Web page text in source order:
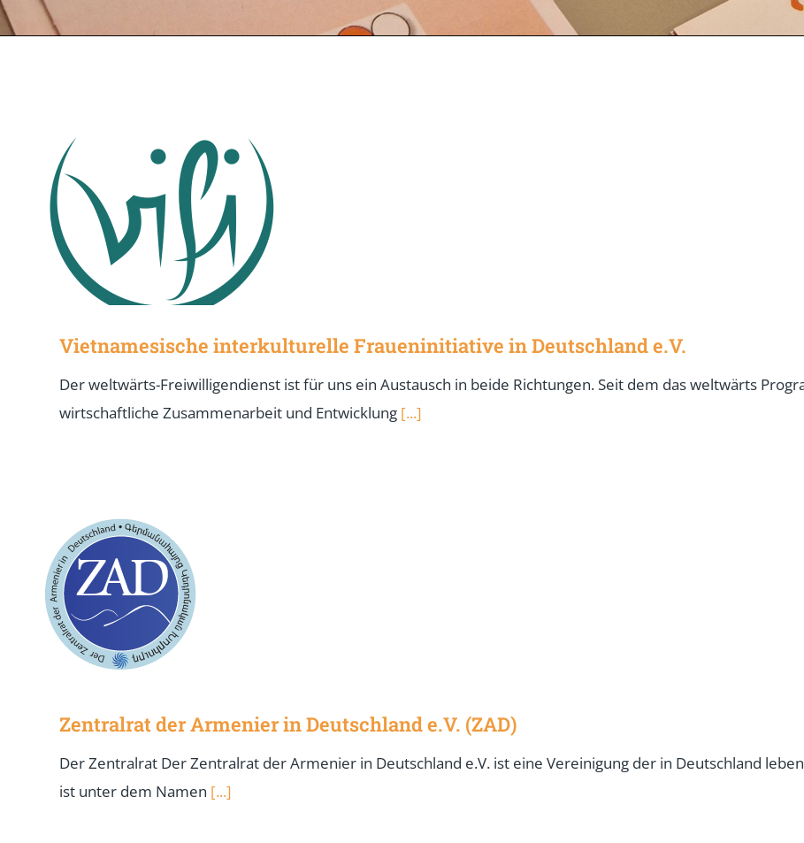
Vietnamesische interkulturelle Fraueninitiative in Deutschland e.V.
Der weltwärts-Freiwilligendienst ist für uns ein Austausch in beide Richtungen. Seit dem das weltwärts
wirtschaftliche Zusammenarbeit und Entwicklung [...]
Zentralrat der Armenier in Deutschland e.V. (ZAD)
Der Zentralrat Der Zentralrat der Armenier in Deutschland e.V. ist eine Vereinigung der in Deutschland
ist unter dem Namen [...]